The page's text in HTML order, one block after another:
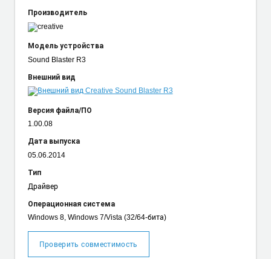
Производитель
Модель устройства
Sound Blaster R3
Внешний вид
Версия файла/ПО
1.00.08
Дата выпуска
05.06.2014
Тип
Драйвер
Операционная система
Windows 8, Windows 7/Vista (32/64-бита)
Проверить совместимость